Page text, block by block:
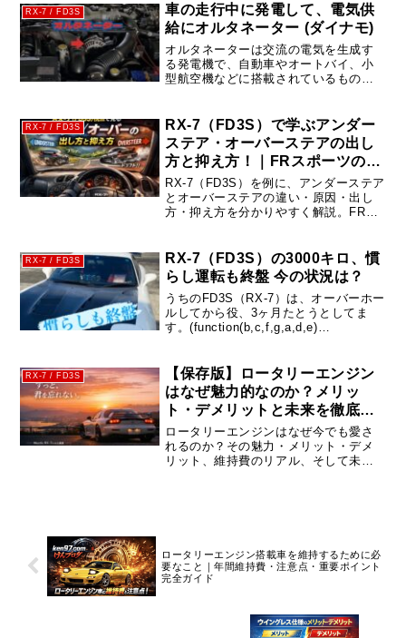
RX-7 / FD3S
車の走行中に発電して、電気供
給にオルタネーター (ダイナモ)
オルタネーターは交流の電気を生成す
る発電機で、自動車やオートバイ、小
型航空機などに搭載されているもの
らの分野で整流器を含めてオルタネー
ターと呼ばれる(function(b,...
RX-7 / FD3S
RX-7（FD3S）で学ぶアンダー
ステア・オーバーステアの出し
方と抑え方！｜FRスポーツの挙
動を解説
RX-7（FD3S）を例に、アンダーステア
とオーバーステアの違い・原因・出し
方・抑え方を分かりやすく解説。FRス
テクニックを紹介。
RX-7 / FD3S
RX-7（FD3S）の3000キロ、慣
らし運転も終盤 今の状況は？
うちのFD3S（RX-7）は、オーバーホー
ルしてから役、3ヶ月たとうとしてま
す。(function(b,c,f,g,a,d,e)
RX-7 / FD3S
【保存版】ロータリーエンジン
はなぜ魅力的なのか？メリッ
ト・デメリットと未来を徹底解
説
ロータリーエンジンはなぜ今でも愛さ
れるのか？その魅力・メリット・デメ
リット、維持費のリアル、そして未来
ロータリーエンジン搭載車を維持するために必
要なこと｜年間維持費・注意点・重要ポイント
完全ガイド